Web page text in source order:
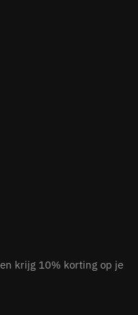
krijg 10% korting op je